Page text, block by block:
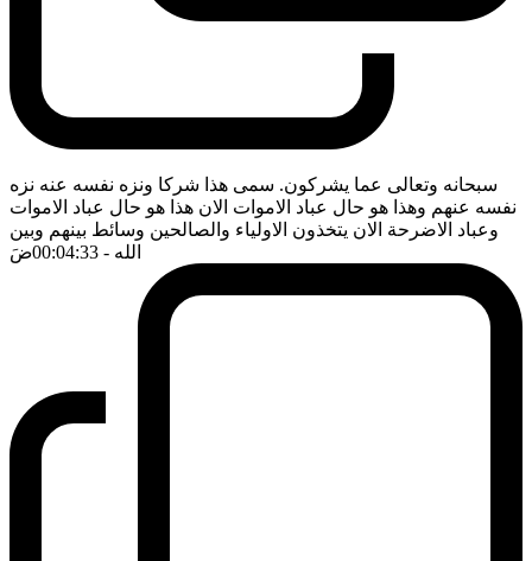
سبحانه وتعالى عما يشركون. سمى هذا شركا ونزه نفسه عنه نزه
نفسه عنهم وهذا هو حال عباد الاموات الان هذا هو حال عباد الاموات
وعباد الاضرحة الان يتخذون الاولياء والصالحين وسائط بينهم وبين
الله - 00:04:33 ضَ